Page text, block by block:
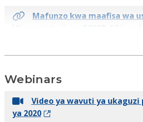
Mafunzo kwa maafisa wa
Mafunzo ya Uhamasishaji ya
GBCA)
Webinars
Video ya wavuti ya ukaguzi
ya 2020